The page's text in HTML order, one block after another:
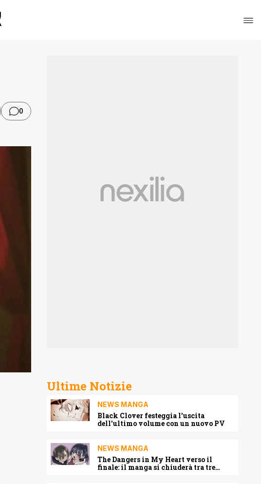
0
Ultime Notizie
NEWS MANGA
Black Clover festeggia l’uscita
dell’ultimo volume con un nuovo PV
NEWS MANGA
The Dangers in My Heart verso il
finale: il manga si chiuderà tra tre